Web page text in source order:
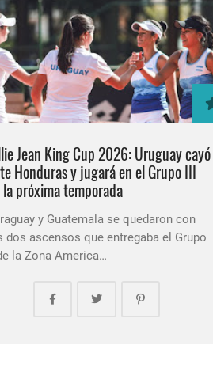
Jean King Cup 2026: Uruguay cayó
Honduras y jugará en el Grupo III
próxima temporada
y Guatemala se quedaron con
dos ascensos que entregaba el Grupo
de la Zona America…